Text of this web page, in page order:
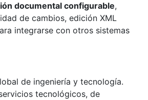
documental configurable,
de cambios, edición XML
integrarse con otros sistemas
de ingeniería y tecnología.
tecnológicos, de